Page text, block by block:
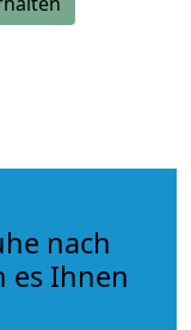
nach
es Ihnen